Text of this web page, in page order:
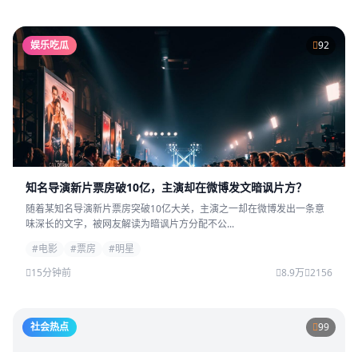
娱乐吃瓜 92
知名导演新片票房破10亿，主演却在微博发文暗讽片方？
随着某知名导演新片票房突破10亿大关，主演之一却在微博发出一条意
味深长的文字，被网友解读为暗讽片方分配不公...
#电影
#票房
#明星
15分钟前
8.9万 2156
社会热点 99